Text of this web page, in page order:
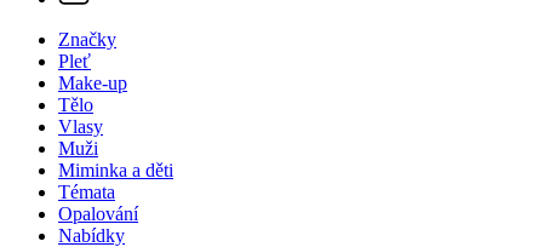
Značky
Pleť
Make-up
Tělo
Vlasy
Muži
Miminka a děti
Témata
Opalování
Nabídky